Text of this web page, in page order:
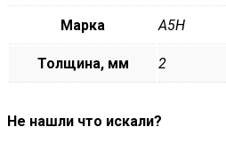
Марка А5Н
Толщина, мм 2
Не нашли что искали?